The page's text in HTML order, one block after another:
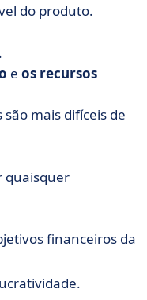
do produto.
e os recursos
são mais difíceis de
quaisquer
financeiros da